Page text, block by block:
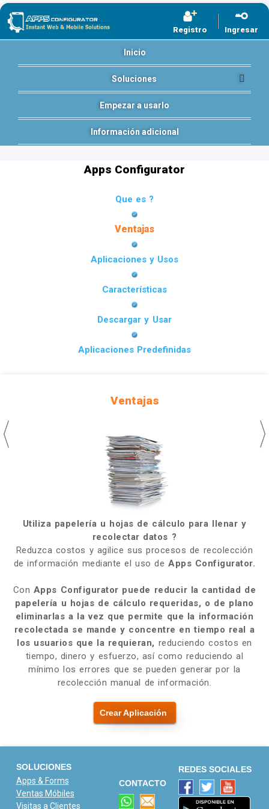
Registro Ingresar
Inicio
Soluciones
Empezar a usarlo
Información adicional
Apps Configurator
Que es ?
Ventajas
Aplicaciones y Usos
Características
Descargar y Usar
Aplicaciones Predefinidas
Ventajas
Utiliza papelería u hojas de cálculo para llenar y
recolectar datos ?
Reduzca costos y agilice sus procesos de recolección
de información mediante el uso de Apps Configurator.
Con Apps Configurator puede reducir la cantidad de
papelería u hojas de cálculo requeridas, o de plano
eliminarlas a la vez que permite que la información
recolectada se mande y concentre en tiempo real a
los usuarios que la requieran, reduciendo costos en
tiempo, dinero y esfuerzo, así como reduciendo al
mínimo los errores que se pueden generar por la
recolección manual de información.
Crear Aplicación
SOLUCIONES
Apps & Forms
Ventas Móbiles
Visitas a Clientes
CONTACTO
REDES SOCIALES